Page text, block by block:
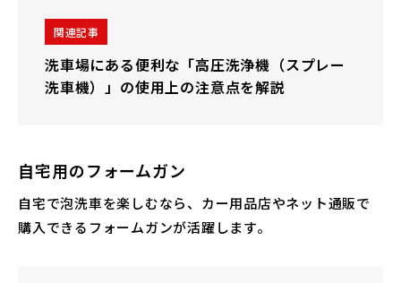
関連記事
洗車場にある便利な「高圧洗浄機（スプレー
洗車機）」の使用上の注意点を解説
自宅用のフォームガン
自宅で泡洗車を楽しむなら、カー用品店やネット通販で
購入できるフォームガンが活躍します。